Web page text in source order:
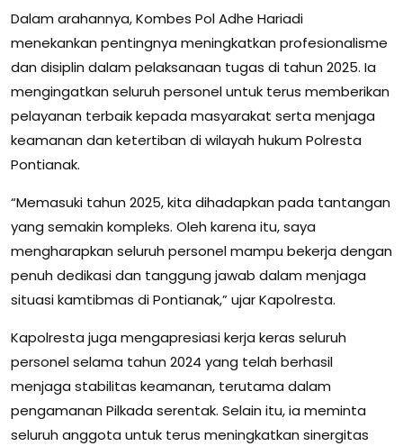
Dalam arahannya, Kombes Pol Adhe Hariadi
menekankan pentingnya meningkatkan profesionalisme
dan disiplin dalam pelaksanaan tugas di tahun 2025. Ia
mengingatkan seluruh personel untuk terus memberikan
pelayanan terbaik kepada masyarakat serta menjaga
keamanan dan ketertiban di wilayah hukum Polresta
Pontianak.
“Memasuki tahun 2025, kita dihadapkan pada tantangan
yang semakin kompleks. Oleh karena itu, saya
mengharapkan seluruh personel mampu bekerja dengan
penuh dedikasi dan tanggung jawab dalam menjaga
situasi kamtibmas di Pontianak,” ujar Kapolresta.
Kapolresta juga mengapresiasi kerja keras seluruh
personel selama tahun 2024 yang telah berhasil
menjaga stabilitas keamanan, terutama dalam
pengamanan Pilkada serentak. Selain itu, ia meminta
seluruh anggota untuk terus meningkatkan sinergitas